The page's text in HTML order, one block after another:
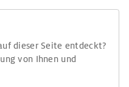
dieser Seite entdeckt?
von Ihnen und